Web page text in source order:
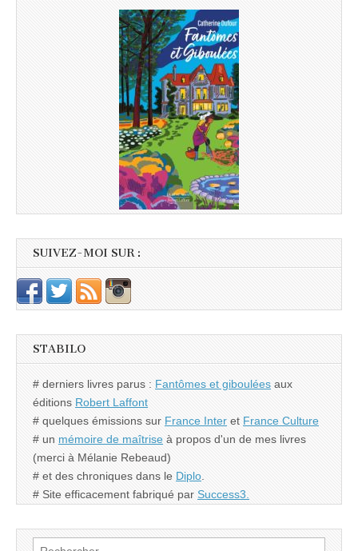
SUIVEZ-MOI SUR :
STABILO
# derniers livres parus : Fantômes et giboulées aux
éditions Robert Laffont
# quelques émissions sur France Inter et France Culture
# un mémoire de maîtrise à propos d'un de mes livres
(merci à Mélanie Rebeaud)
# et des chroniques dans le Diplo
# Site efficacement fabriqué par Success3.
Rechercher :